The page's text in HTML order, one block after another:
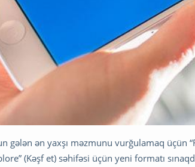
gələn ən yaxşı məzmunu vurğulamaq üçün
(Kəşf et) səhifəsi üçün yeni formatı